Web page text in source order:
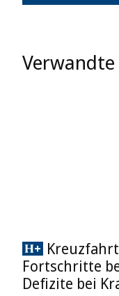
Fortschritte
Defizite bei